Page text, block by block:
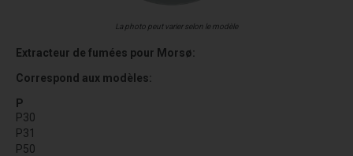
La photo peut varier selon le modèle
Extracteur de fumées pour Morsø:
Correspond aux modèles:
P
P30
P31
P50